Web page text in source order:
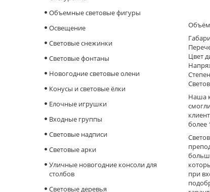
Цвет
Наша
более
при
Объемные световые фигуры
Освещение
Cветовые снежинки
Световые фонтаны
Новогодние световые олени
Конусы и световые ёлки
Елочные игрушки
Входные группы
Световые надписи
Световые арки
Уличные новогодние консоли для
столбов
Световые деревья